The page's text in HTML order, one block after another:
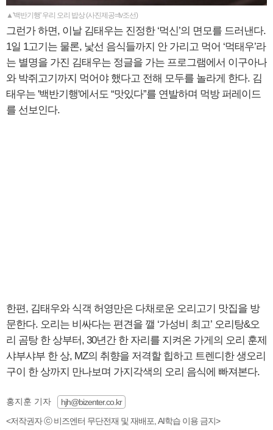
▲'백반기행' 우리 오리 밥상 (사진제공=tv조선)
그런가 하면, 이날 김태우는 진정한 ‘먹신’의 면모를 드러낸다.
1일 1고기는 물론, 낯선 음식들까지 안 가리고 먹어 ‘먹태우’라
는 별명을 가진 김태우는 정글을 가는 프로그램에서 이구아나
와 박쥐고기까지 먹어야 했다고 전해 모두를 놀라게 한다. 김
태우는 '백반기행'에서도 “맛있다”를 연발하며 먹방 퍼레이드
를 선보인다.
한편, 김태우와 식객 허영만은 다채로운 오리고기 맛집을 방
문한다. 오리는 비싸다는 편견을 깰 ‘가성비 최고’ 오리탕&오
리 곰탕 한 상부터, 30년간 한 자리를 지켜온 가게의 오리 훈제
샤부샤부 한 상, MZ의 취향을 저격할 힙하고 트렌디한 생오리
구이 한 상까지 만나보며 가지각색의 오리 음식에 빠져본다.
홍지훈 기자
hjh@bizenter.co.kr
<저작권자 ⓒ 비즈엔터 무단전재 및 재배포, AI학습 이용 금지>